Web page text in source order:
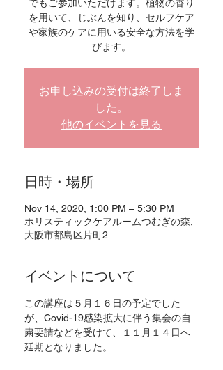
でもご参加いただけます。植物の香り
を用いて、じぶんを知り、セルフケア
や家族のケアに用いる安全な方法を学
びます。
お申し込みの受付は終了しま
した。
他のイベントを見る
日時・場所
Nov 14, 2020, 1:00 PM – 5:30 PM
ホリスティックケアルームつむぎの森,
大阪市都島区片町2
イベントについて
この講座は５月１６日の予定でした
が、Covid-19感染拡大に伴う集会の自
粛要請などを受けて、１１月１４日へ
延期となりました。